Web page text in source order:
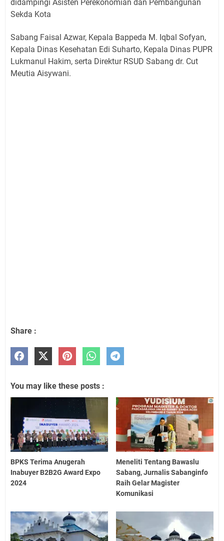
didampingi Asisten Perekonomian dan Pembangunan
Sekda Kota
Sabang Faisal Azwar, Kepala Bappeda M. Iqbal Sofyan,
Kepala Dinas Kesehatan Edi Suharto, Kepala Dinas PUPR
Lukmanul Hakim, serta Direktur RSUD Sabang dr. Cut
Meutia Aisywani.
Share :
You may like these posts :
BPKS Terima Anugerah
Inabuyer B2B2G Award Expo
2024
Meneliti Tentang Bawaslu
Sabang, Jurnalis Sabanginfo
Raih Gelar Magister
Komunikasi